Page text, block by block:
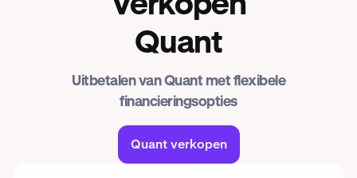
Quant
Uitbetalen van Quant met flexibele
financieringsopties
Quant verkopen